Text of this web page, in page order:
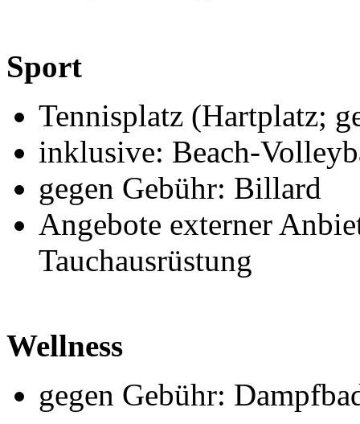
Sport
Tennisplatz (Hartplatz;
inklusive: Beach-
gegen Gebühr: Billard
Angebote externer
Tauchausrüstung
Wellness
gegen Gebühr: